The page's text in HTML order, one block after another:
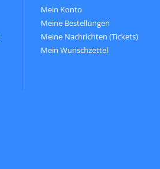
Mein Konto
Meine Bestellungen
Meine Nachrichten (Tickets)
Mein Wunschzettel